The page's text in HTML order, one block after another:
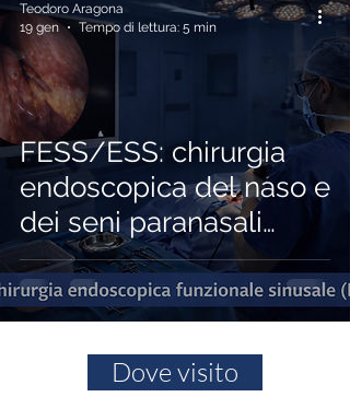
FESS/ESS: chirurgia
endoscopica del naso e
dei seni paranasali
(quando serve, come si
fa, recupero)
Teodoro Aragona
19 gen
Tempo di lettura: 5 min
Dove visito